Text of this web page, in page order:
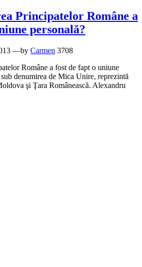
Principatelor Române a
personală?
—by Carmen 3708
Române a fost de fapt o uniune
denumirea de Mica Unire, reprezintă
şi Ţara Românească. Alexandru